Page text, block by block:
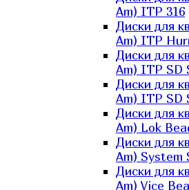
Am) ITP 316
Диски для
Am) ITP
Диски для
Am) ITP SD
Диски для
Am) ITP SD
Диски для
Am) Lok
Диски для
Am) System
Диски для
Am) Vice